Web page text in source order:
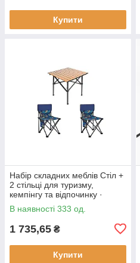
Купити
Набір складних меблів Стіл +
2 стільці для туризму,
кемпінгу та відпочинку ·
Металевий каркас
В наявності 333 од.
1 735,65 ₴
Купити